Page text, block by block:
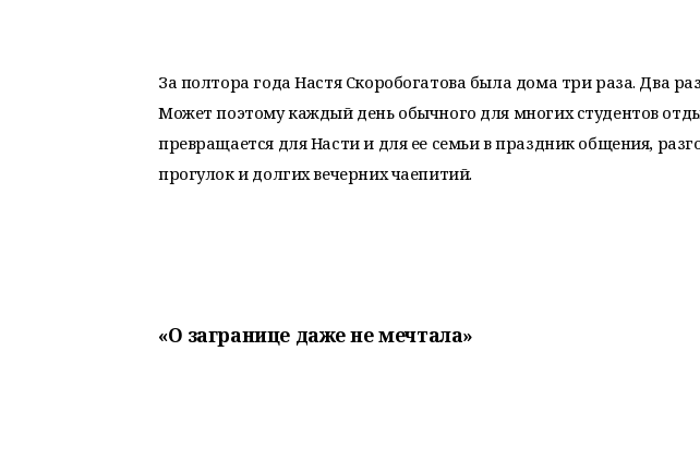
За полтора года Настя Скоробогатова была дома три раза. Два
Может поэтому каждый день обычного для многих студентов
превращается для Насти и для ее семьи в праздник общения,
прогулок и долгих вечерних чаепитий.
«О загранице даже не мечтала»